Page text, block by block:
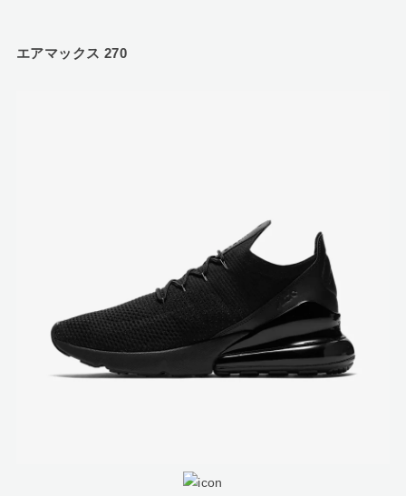
エアマックス 270